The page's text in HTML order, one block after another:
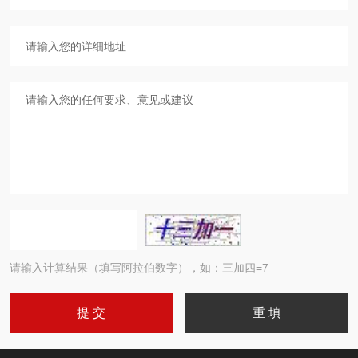
请输入计算结果（填写阿拉伯数字），如：三加四=7